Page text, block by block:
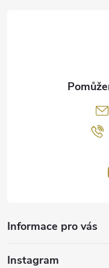
Informace pro vás
Instagram